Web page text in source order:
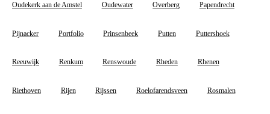
Oudekerk aan de Amstel Oudewater Overberg Papendrecht
Pijnacker Portfolio Prinsenbeek Putten Puttershoek
Reeuwijk Renkum Renswoude Rheden Rhenen
Riethoven Rijen Rijssen Roelofarendsveen Rosmalen